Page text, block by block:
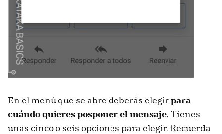
En el menú que se abre deberás elegirpara
cuándo quieres posponer el mensaje. Tienes
unas cinco o seis opciones para elegir. Recuerda